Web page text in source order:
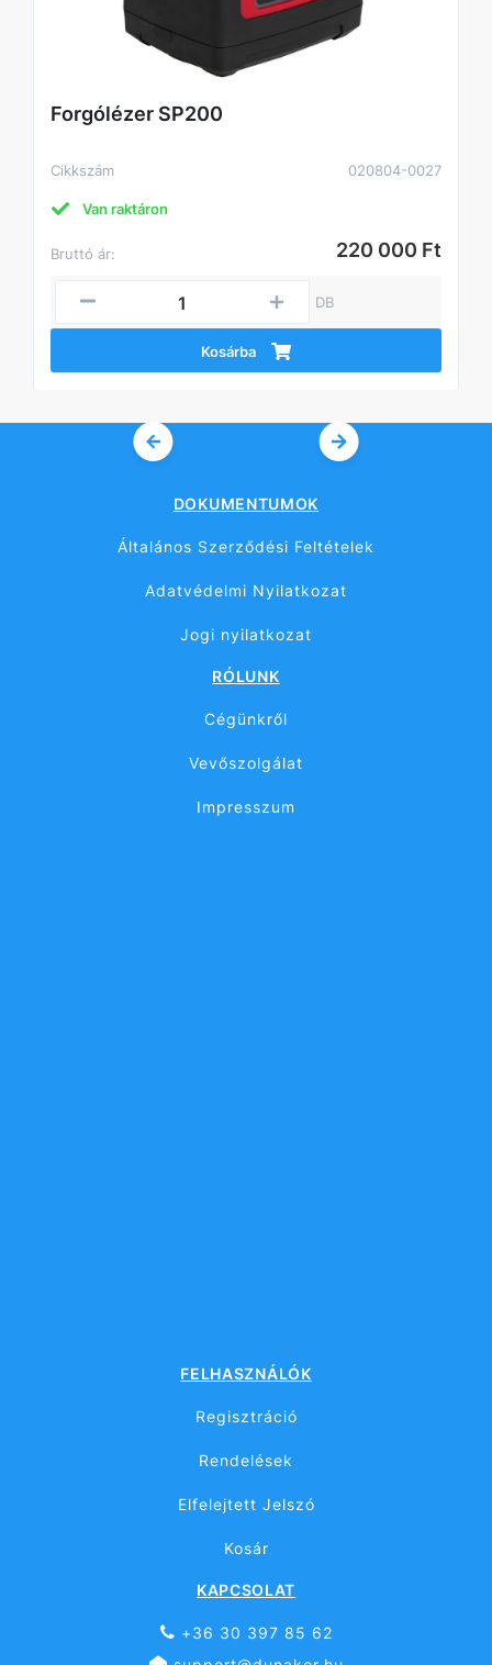
Forgólézer SP200
Cikkszám 020804-0027
Van raktáron
Bruttó ár: 220 000 Ft
DB
Kosárba
DOKUMENTUMOK
Általános Szerződési Feltételek
Adatvédelmi Nyilatkozat
Jogi nyilatkozat
RÓLUNK
Cégünkről
Vevőszolgálat
Impresszum
FELHASZNÁLÓK
Regisztráció
Rendelések
Elfelejtett Jelszó
Kosár
KAPCSOLAT
+36 30 397 85 62